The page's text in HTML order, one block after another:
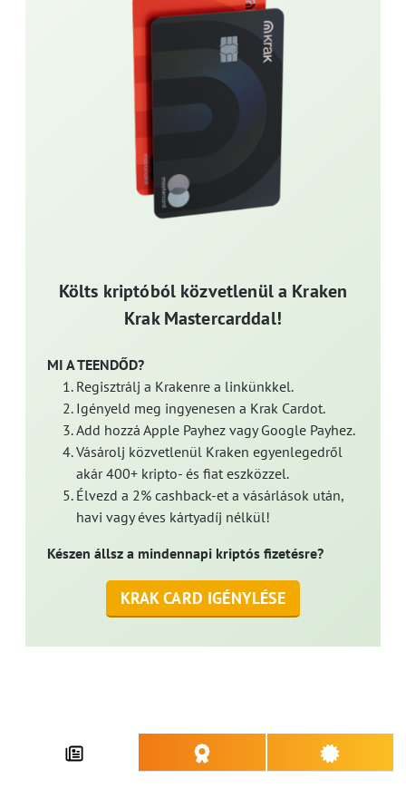
Költs kriptóból közvetlenül a Kraken
Krak Mastercarddal!
MI A TEENDŐD?
Regisztrálj a Krakenre a linkünkkel.
Igényeld meg ingyenesen a Krak Cardot.
Add hozzá Apple Payhez vagy Google Payhez.
Vásárolj közvetlenül Kraken egyenlegedről
akár 400+ kripto- és fiat eszközzel.
Élvezd a 2% cashback-et a vásárlások után,
havi vagy éves kártyadíj nélkül!
Készen állsz a mindennapi kriptós fizetésre?
KRAK CARD IGÉNYLÉSE